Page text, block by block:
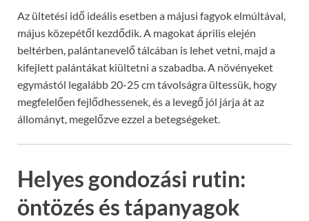
Az ültetési idő ideális esetben a májusi fagyok elmúltával,
május közepétől kezdődik. A magokat április elején
beltérben, palántanevelő tálcában is lehet vetni, majd a
kifejlett palántákat kiültetni a szabadba. A növényeket
egymástól legalább 20-25 cm távolságra ültessük, hogy
megfelelően fejlődhessenek, és a levegő jól járja át az
állományt, megelőzve ezzel a betegségeket.
Helyes gondozási rutin:
öntözés és tápanyagok